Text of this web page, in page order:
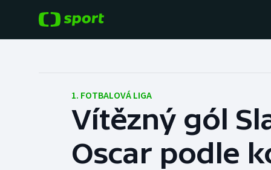
Hokej
Tenis
Baseball a softbal
Basketbal
1. FOTBALOVÁ LIGA
Vítězný gól
Oscar podle